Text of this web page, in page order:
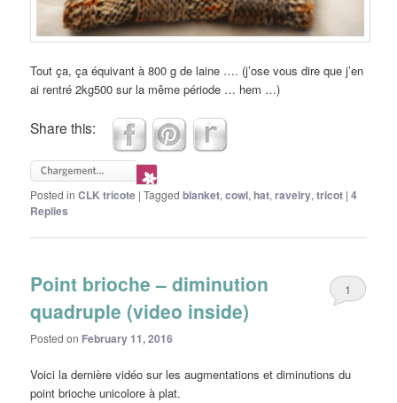
Tout ça, ça équivant à 800 g de laine …. (j’ose vous dire que j’en
ai rentré 2kg500 sur la même période … hem …)
Share this:
Posted in CLK tricote |Tagged blanket,cowl,hat,ravelry,tricot |4
Replies
Point brioche – diminution
quadruple (video inside)
Posted on February 11, 2016
1
Voici la dernière vidéo sur les augmentations et diminutions du
point brioche unicolore à plat.